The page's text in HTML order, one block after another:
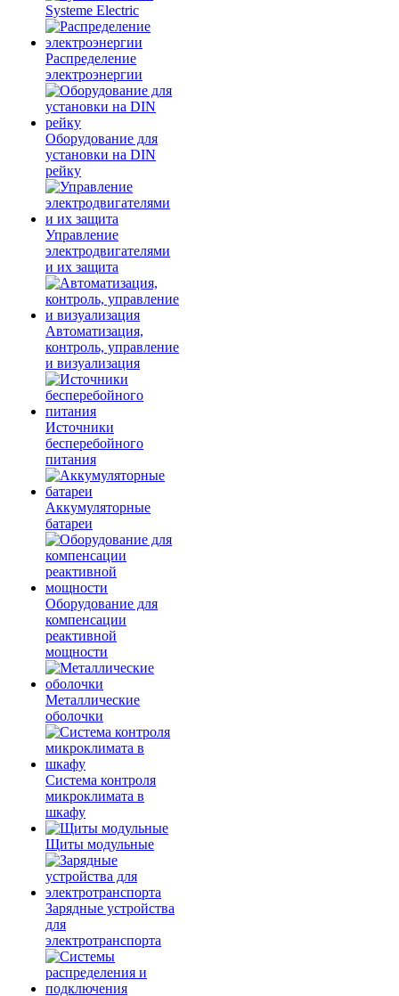
Systeme Electric
Распределение
электроэнергии
Оборудование для
установки на DIN
рейку
Управление
электродвигателями
и их защита
Автоматизация,
контроль, управление
и визуализация
Источники
бесперебойного
питания
Аккумуляторные
батареи
Оборудование для
компенсации
реактивной
мощности
Металлические
оболочки
Система контроля
микроклимата в
шкафу
Щиты модульные
Зарядные устройства
для
электротранспорта